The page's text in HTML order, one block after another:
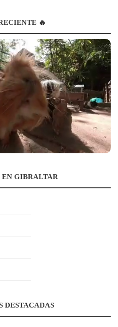
🔥
EN GIBRALTAR
DESTACADAS